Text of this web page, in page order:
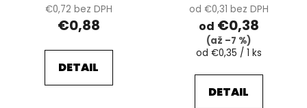
€0,72 bez DPH
€0,88
DETAIL
od €0,31 bez DPH
od €0,38
(až –7 %)
Jednotková
od €0,35 / 1 ks
DETAIL